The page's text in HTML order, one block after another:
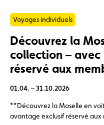
Suggestions
Carte membre
Vignette Location
Voyages individuels
Découvrez la
collection –
réservé aux
01.04. – 31.10.2026
**Découvrez la Moselle en
avantage exclusif réservé aux